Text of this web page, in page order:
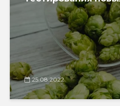
25.08.2022